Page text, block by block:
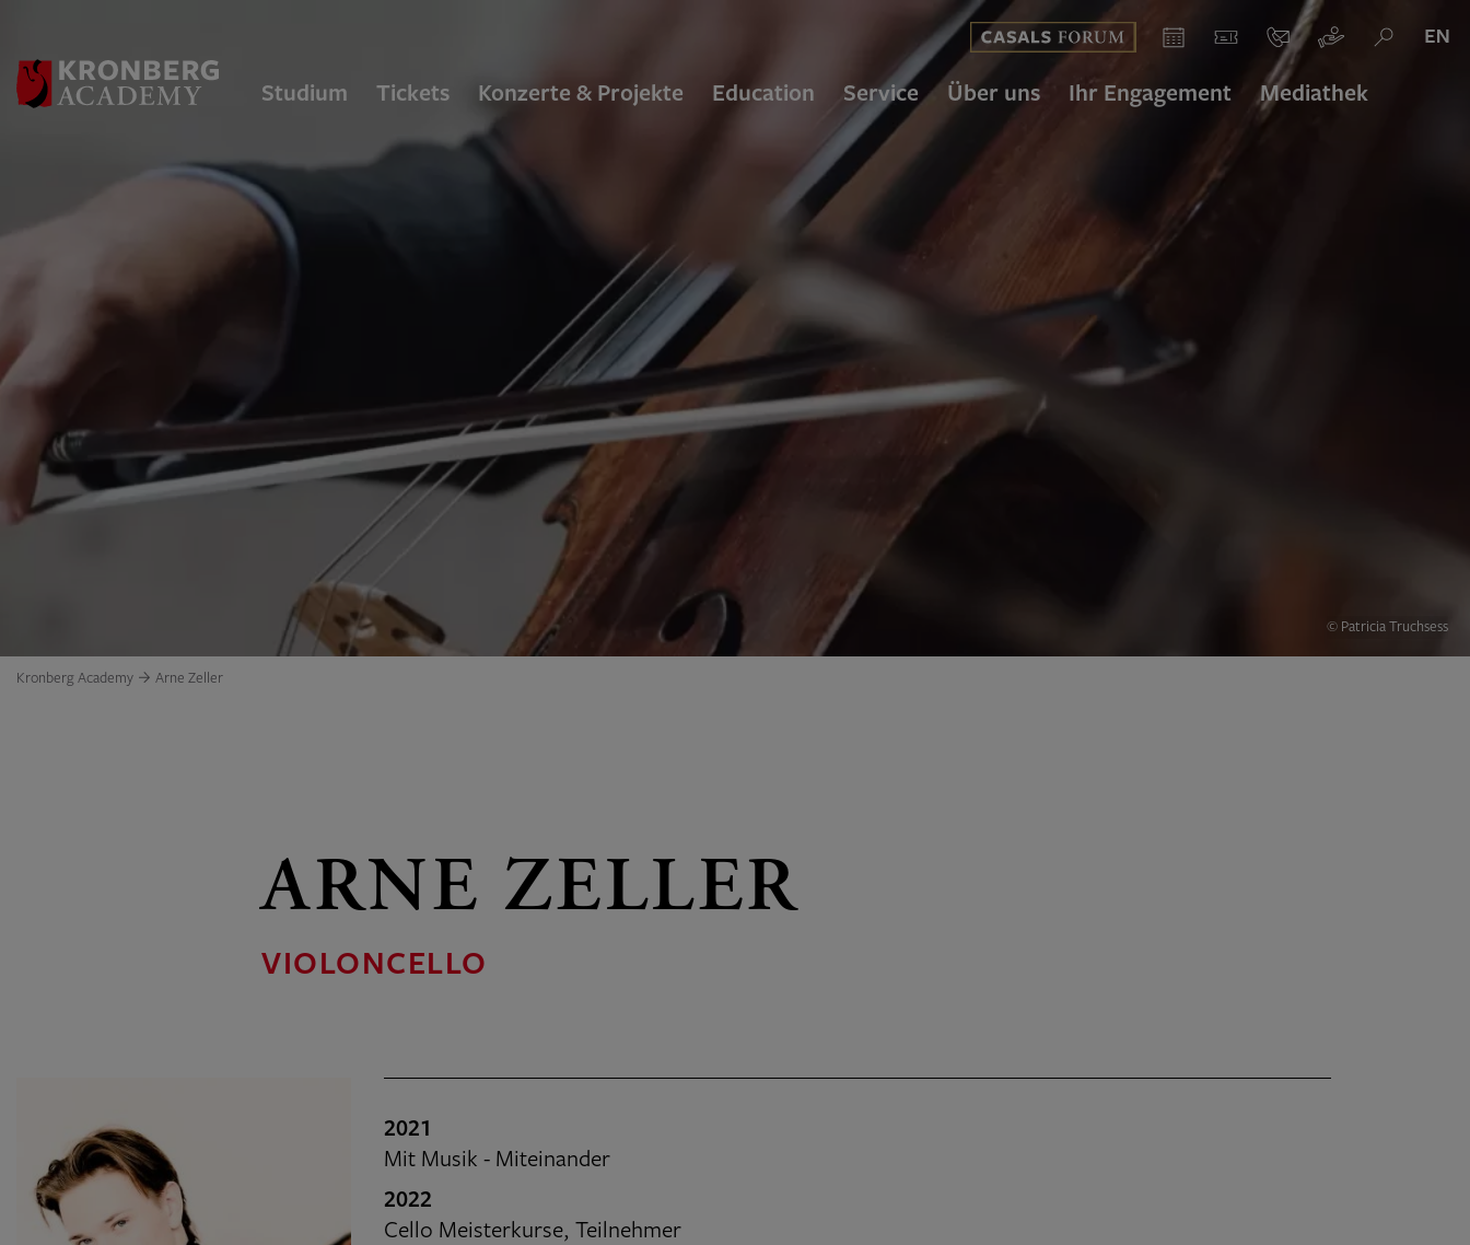
Casals Forum KalenderTicket Kontakt Spenden
Suche
Studium Tickets Konzerte & Projekte Education Service Über uns Ihr Engagement Mediathek
© Patricia Truchsess
Kronberg Academy Arne Zeller
ARNE ZELLER
VIOLONCELLO
2021
Mit Musik - Miteinander
2022
Cello Meisterkurse, Teilnehmer